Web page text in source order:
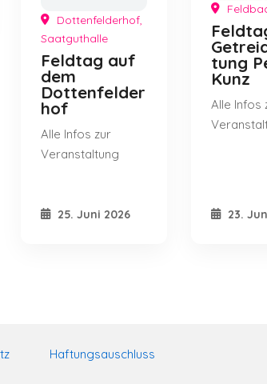
Dottenfelderhof,
Saatguthalle
Feldtag auf
dem
Dottenfelder
hof
Alle Infos zur
Veranstaltung
25. Juni 2026
tung
Kunz
Alle Infos
23.
Haftungsauschluss